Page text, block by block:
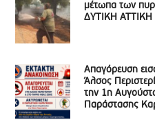
μέτωπα των
ΔΥΤΙΚΗ ΑΤΤΙΚΗ
Απαγόρευση
Άλσος
την 1η
Παράστασης